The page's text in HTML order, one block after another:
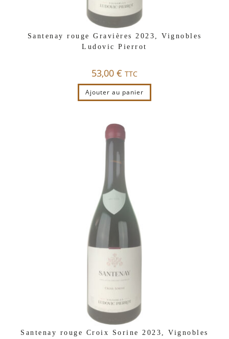
Santenay rouge Gravières 2023, Vignobles
Ludovic Pierrot
53,00 € TTC
Ajouter au panier
Santenay rouge Croix Sorine 2023, Vignobles